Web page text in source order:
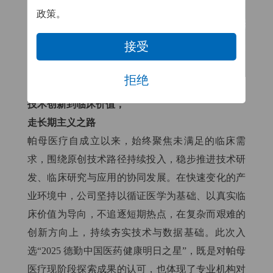
技术创新到临床价值，
走长期主义之路
帕母医疗自成立以来，始终聚焦未满足的临床需
求，围绕原创技术路径持续投入，稳步推进技术研
发、临床研究与应用的协同发展。在快速变化的产
业环境中，公司坚持以循证医学为基础、以真实临
床价值为导向，不追逐短期热点，在复杂而艰难的
创新方向上，持续夯实技术与数据基础。此次入
选“2025 德勤中国医药健康明日之星”，既是对帕母
医疗现阶段探索成果的认可，也体现了专业机构对
政策。
接受
拒绝